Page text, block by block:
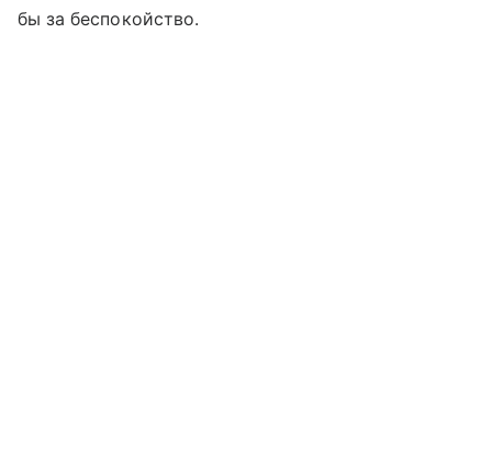
бы за беспокойство.